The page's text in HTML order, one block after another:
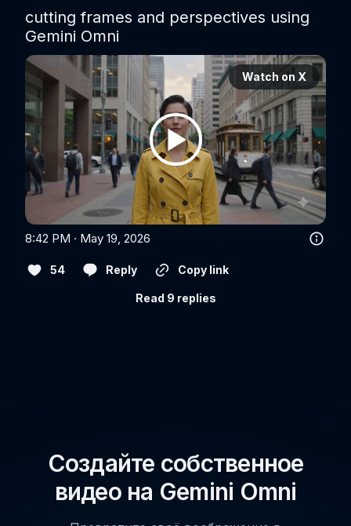
cutting frames and perspectives using
Gemini Omni
Watch on X
8:42 PM · May 19, 2026
54 Reply Copy link
Read 9 replies
Создайте собственное
видео на Gemini Omni